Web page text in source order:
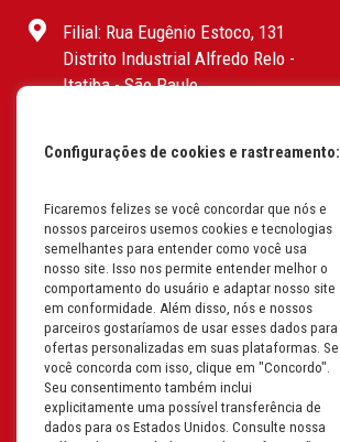
Filial: Rua Eugênio Estoco, 131
Distrito Industrial Alfredo Relo -
Itatiba - São Paulo
I.E: 382.096.357.1147
Filial: Av. Odila Chaves Rodrigues,
1277
Parque industrial RM - Condomínio
Therapark - Jundiaí - São Paulo
CEP: 13.213-087 | CNPJ:
61.193.496/0018-08
I.E: 407.642.800.114
Filial: Rua em Projeto G, 728 – Letra A
Configurações de cookies e rastreamento:
Ficaremos felizes se você concordar que nós e
nossos parceiros usemos cookies e tecnologias
semelhantes para entender como você usa
nosso site. Isso nos permite entender melhor o
comportamento do usuário e adaptar nosso site
em conformidade. Além disso, nós e nossos
parceiros gostaríamos de usar esses dados para
ofertas personalizadas em suas plataformas. Se
você concorda com isso, clique em "Concordo".
Seu consentimento também inclui
explicitamente uma possível transferência de
dados para os Estados Unidos. Consulte nossa